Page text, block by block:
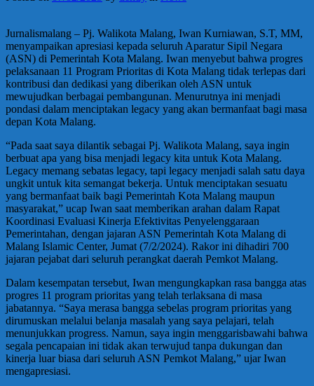
Jurnalismalang – Pj. Walikota Malang, Iwan Kurniawan, S.T, MM,
menyampaikan apresiasi kepada seluruh Aparatur Sipil Negara
(ASN) di Pemerintah Kota Malang. Iwan menyebut bahwa progres
pelaksanaan 11 Program Prioritas di Kota Malang tidak terlepas dari
kontribusi dan dedikasi yang diberikan oleh ASN untuk
mewujudkan berbagai pembangunan. Menurutnya ini menjadi
pondasi dalam menciptakan legacy yang akan bermanfaat bagi masa
depan Kota Malang.
“Pada saat saya dilantik sebagai Pj. Walikota Malang, saya ingin
berbuat apa yang bisa menjadi legacy kita untuk Kota Malang.
Legacy memang sebatas legacy, tapi legacy menjadi salah satu daya
ungkit untuk kita semangat bekerja. Untuk menciptakan sesuatu
yang bermanfaat baik bagi Pemerintah Kota Malang maupun
masyarakat,” ucap Iwan saat memberikan arahan dalam Rapat
Koordinasi Evaluasi Kinerja Efektivitas Penyelenggaraan
Pemerintahan, dengan jajaran ASN Pemerintah Kota Malang di
Malang Islamic Center, Jumat (7/2/2024). Rakor ini dihadiri 700
jajaran pejabat dari seluruh perangkat daerah Pemkot Malang.
Dalam kesempatan tersebut, Iwan mengungkapkan rasa bangga atas
progres 11 program prioritas yang telah terlaksana di masa
jabatannya. “Saya merasa bangga sebelas program prioritas yang
dirumuskan melalui belanja masalah yang saya pelajari, telah
menunjukkan progress. Namun, saya ingin menggarisbawahi bahwa
segala pencapaian ini tidak akan terwujud tanpa dukungan dan
kinerja luar biasa dari seluruh ASN Pemkot Malang,” ujar Iwan
mengapresiasi.